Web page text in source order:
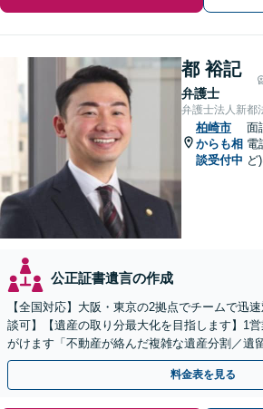
都 裕記
弁護士
弁護士法人新都
柏崎市
からも相
談受付中
面
電
ど
公正証書遺言の作成
【全国対応】大阪・東京の2拠点でチームで迅
談可】【遺産の取り分最大化を目指します】1
がけます「不動産が絡んだ複雑な遺産分割／遺
執行／事業承継など、お任せください」【休日
料金表を見る